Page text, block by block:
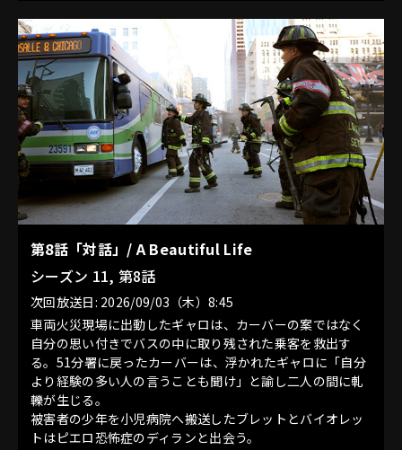
第8話「対話」/ A Beautiful Life
シーズン 11, 第8話
次回放送日: 2026/09/03（木）8:45
車両火災現場に出動したギャロは、カーバーの案ではなく
自分の思い付きでバスの中に取り残された乗客を救出す
る。51分署に戻ったカーバーは、浮かれたギャロに「自分
より経験の多い人の言うことも聞け」と諭し二人の間に軋
轢が生じる。
被害者の少年を小児病院へ搬送したブレットとバイオレッ
トはピエロ恐怖症のディランと出会う。